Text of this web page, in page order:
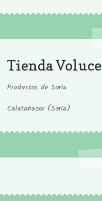
Tienda Voluce
Productos de Soria
Calatañazor (Soria)